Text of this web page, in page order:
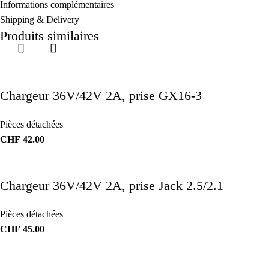
Informations complémentaires
Shipping & Delivery
Produits similaires
Chargeur 36V/42V 2A, prise GX16-3
Pièces détachées
CHF 42.00
Chargeur 36V/42V 2A, prise Jack 2.5/2.1
Pièces détachées
CHF 45.00